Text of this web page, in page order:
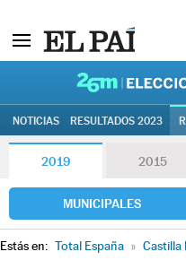
NOTICIAS RESULTADOS 2023
2019 2015
MUNICIPALES
Estás en: Total España » Castilla